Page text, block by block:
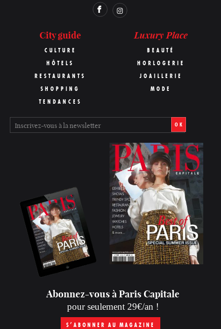
City guide
CULTURE
HÔTELS
RESTAURANTS
SHOPPING
TENDANCES
Luxury Place
BEAUTÉ
HORLOGERIE
JOAILLERIE
MODE
OK
Abonnez-vous à Paris Capitale
pour seulement 29€/an !
S’ABONNER AU MAGAZINE